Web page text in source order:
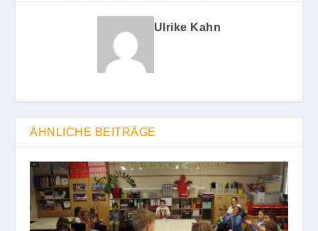
Ulrike Kahn
ÄHNLICHE BEITRÄGE